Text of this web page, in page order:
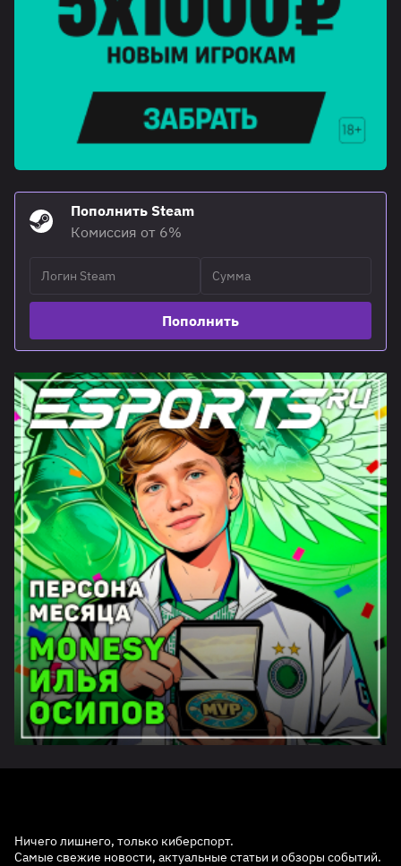
Пополнить Steam
Комиссия от 6%
Пополнить
Ничего лишнего, только киберспорт.
Самые свежие новости, актуальные статьи и обзоры событий.